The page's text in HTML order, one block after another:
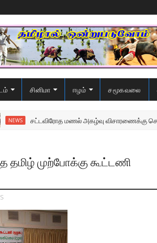
சினிமா ஈழம் சமூகவலை
மணல் அகழ்வு விசாரணைக்கு சென்ற பொலிஸை
முற்போக்கு கூட்டணி
S